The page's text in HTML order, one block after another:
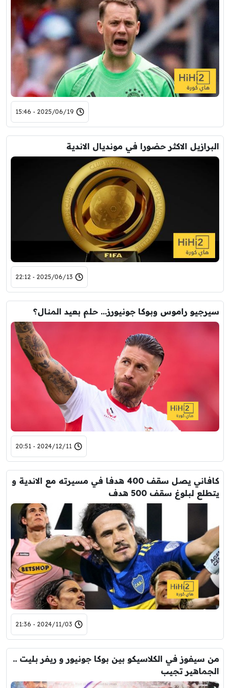
2025/06/19 - 15:46
البرازيل الاكثر حضورا في مونديال الاندية
2025/06/13 - 22:12
سيرجيو راموس وبوكا جونيورز… حلم بعيد المنال؟
2024/12/11 - 20:51
كافاني يصل سقف 400 هدفا في مسيرته مع الاندية و
يتطلع لبلوغ سقف 500 هدف
2024/11/03 - 21:36
من سيفوز في الكلاسيكو بين بوكا جونيور و ريفر بليت ..
الجماهير تجيب